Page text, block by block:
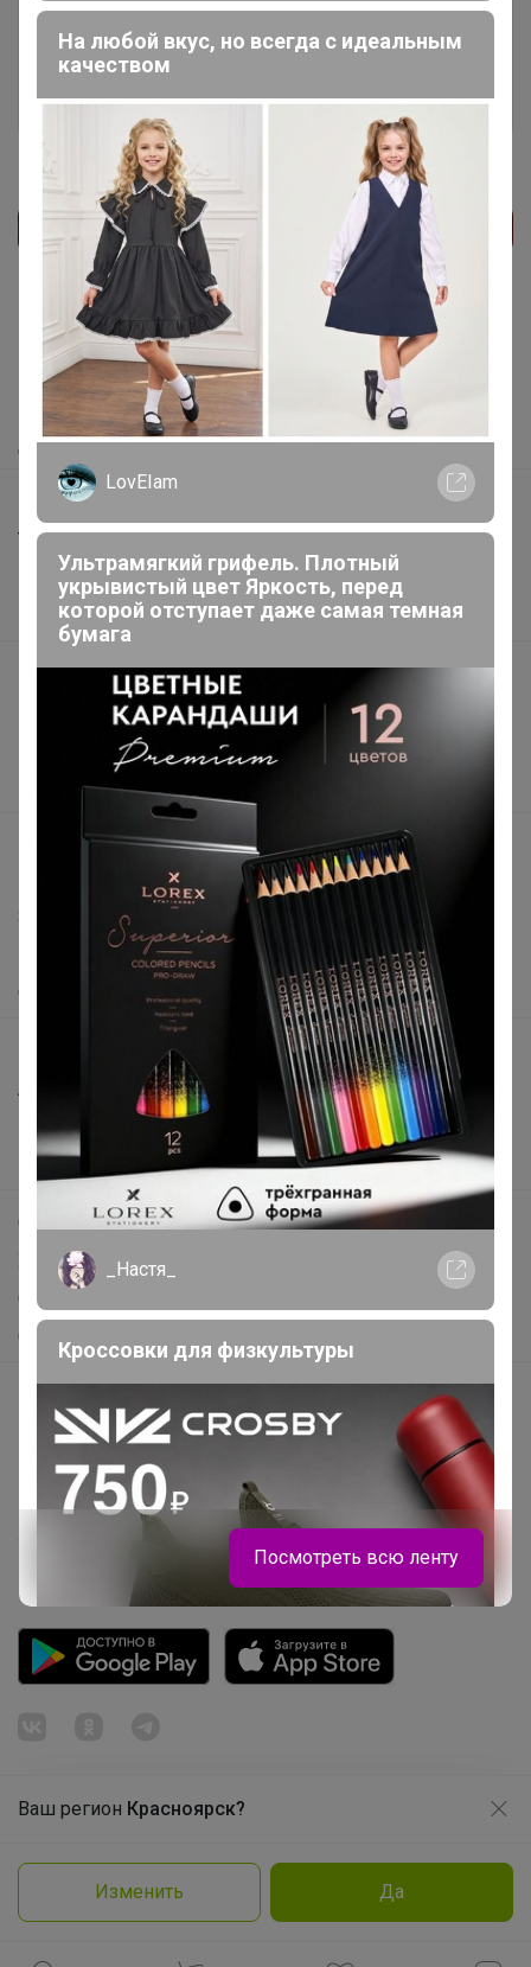
Ваш регион Красноярск?
Изменить Да
Это займет меньше минуты
Как здесь все устроено?
Как сделать заказ?
Как получить?
Доставка
Шоурумы
Торговые марки
Наша команда
В наличии
Подарочные сертификаты
Реклама на сайте
Поставщикам
Вакансии
support@24-ok.ru
Написать в поддержку
Защита покупателя
О нас
Все предложения
Анонсы
Новости
Поддержка альпак
Самое выгодное
Хиты продаж
Самое желанное
Самое быстрое
Picabox.ru - Лучшее место для ваших изображений
Розыгрыш - Генератор случайных чисел
Пульс нашего маркетплейса
Политика конфиденциальности
Cоглашение пользователя
На любой вкус, но всегда с идеальным
качеством
LovEIam
Ультрамягкий грифель. Плотный
укрывистый цвет Яркость, перед
которой отступает даже самая темная
бумага
_Настя_
Кроссовки для физкультуры
Брюнетка
Именные термонаклейки на одежду
Посмотреть всю ленту
Продолжая использовать этот сайт и нажимая кнопку
Принять